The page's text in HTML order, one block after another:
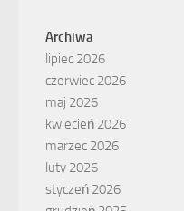
Archiwa
lipiec 2026
czerwiec 2026
maj 2026
kwiecień 2026
marzec 2026
luty 2026
styczeń 2026